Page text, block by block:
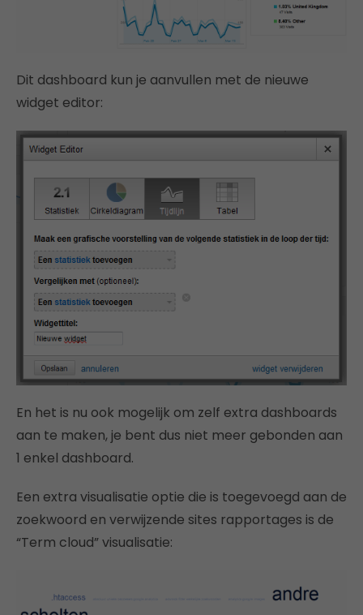
Dit dashboard kun je aanvullen met de nieuwe
widget editor:
En het is nu ook mogelijk om zelf extra dashboards
aan te maken, je bent dus niet meer gebonden aan
1 enkel dashboard.
Een extra visualisatie optie die is toegevoegd aan de
zoekwoord en verwijzende sites rapportages is de
“Term cloud” visualisatie: